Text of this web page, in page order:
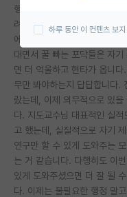
연구실(PI) 홍보 게시
석박사 채용 정보 게
임용 정보 게시판
학부 인턴 게시판
취업 게시판
임용 후기 게시판
행정이다보니 현타가 옵니다.
려운 과제 등을 맡다보니 행
에게 쏟아집니다. 같은 포닥이
대면서 꿀 빠는 포닥들은 자
면 더 억울하고 현타가 옵니
무만 봐야하는지 답답합니다.
랐는데, 이제 의무적으로 있을
다. 지도교수님 대표적인 실
고 했는데, 실질적으로 자기
연구만 할 수 있게 도와주는
는 거 같습니다. 다행히도 이
있게 도와주셨으면 더 잘 될
다. 이제는 불필요한 행정 말
하루 동안 이 컨텐츠 보지